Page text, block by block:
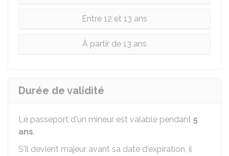
Entre 12 et 13 ans
À partir de 13 ans
Durée de validité
Le passeport d'un mineur est valable pendant 5
ans.
S'il devient majeur avant sa date d'expiration, il